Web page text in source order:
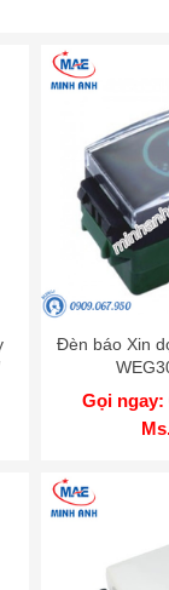
Đèn báo Xin
Gọi ngay: